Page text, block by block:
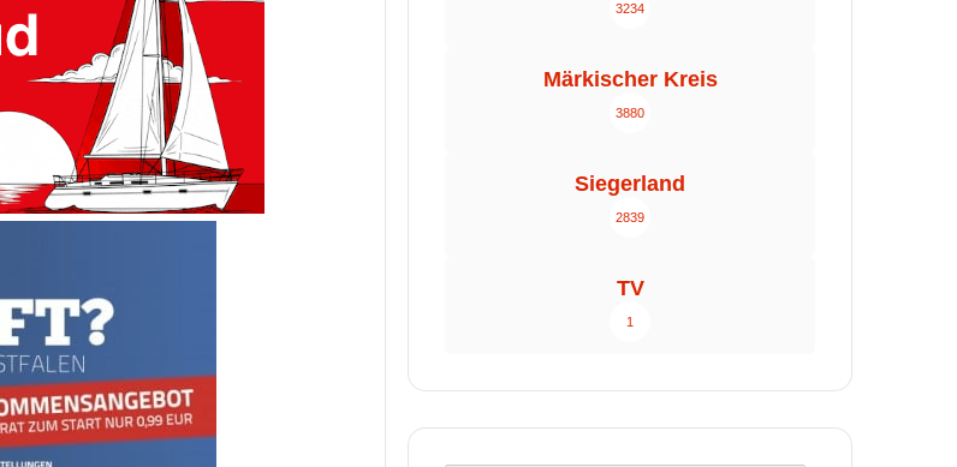
3234
Märkischer Kreis
3880
Siegerland
2839
TV
1